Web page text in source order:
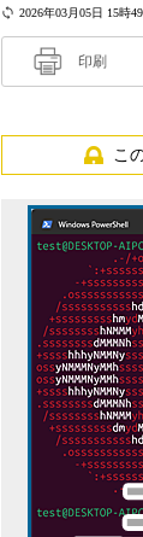
2026年03月05日 15時
印刷
こ